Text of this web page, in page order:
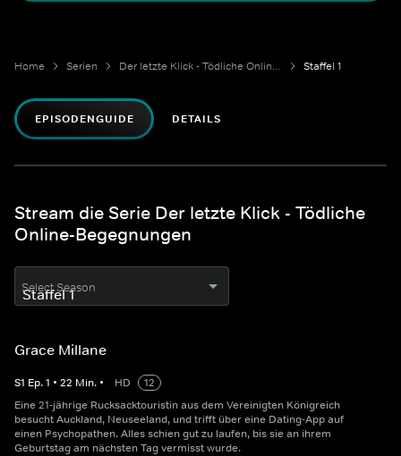
Home Serien Der letzte Klick - Tödliche Online-Begegnungen Staffel 1
EPISODENGUIDE DETAILS
Stream die Serie Der letzte Klick - Tödliche
Online-Begegnungen
Select Season
Grace Millane
S1 Ep.1 • 22 Min. • HD
12
Eine 21-jährige Rucksacktouristin aus dem Vereinigten Königreich
besucht Auckland, Neuseeland, und trifft über eine Dating-App auf
einen Psychopathen. Alles schien gut zu laufen, bis sie an ihrem
Geburtstag am nächsten Tag vermisst wurde.